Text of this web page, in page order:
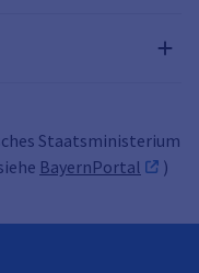
Staatsministerium
BayernPortal )